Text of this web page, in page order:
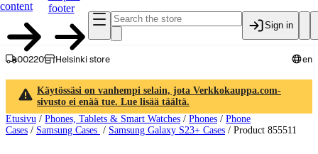
content
footer
Sign in
00220 Helsinki store en
Käytössäsi on vanhempi selain, jota Verkkokauppa.com-
sivusto ei enää tue. Lue lisää täältä.
Etusivu / Phones, Tablets & Smart Watches / Phones / Phone
Cases / Samsung Cases / Samsung Galaxy S23+ Cases / Product 855511